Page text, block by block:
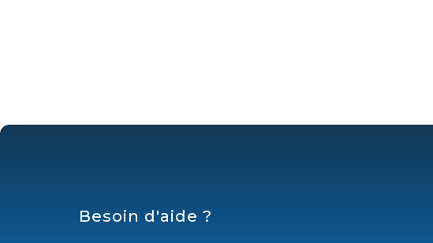
Besoin d'aide ?